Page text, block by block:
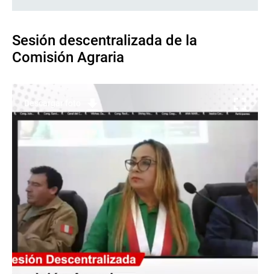
Sesión descentralizada de la
Comisión Agraria
Descargar foto